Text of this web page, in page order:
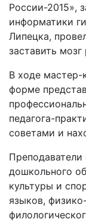
России-2015»,
информатики
Липецка,
заставить мозг
В ходе мастер-
форме
педагога-
советами и
Преподаватели
дошкольного
культуры и
языков,